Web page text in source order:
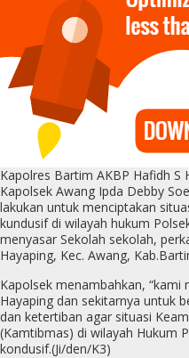
Kapolres Bartim AKBP Hafidh S
Kapolsek Awang Ipda Debby
lakukan untuk menciptakan
kundusif di wilayah hukum
menyasar Sekolah sekolah,
Hayaping, Kec. Awang,
Kapolsek menambahkan,
Hayaping dan sekitarnya untuk
dan ketertiban agar situasi
(Kamtibmas) di wilayah Hukum
kondusif.(Ji/den/K3)